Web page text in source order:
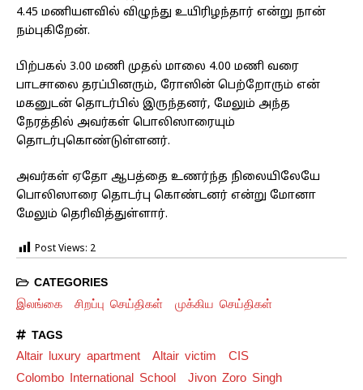
4.45 மணியளவில் விழுந்து உயிரிழந்தார் என்று நான்
நம்புகிறேன்.
பிற்பகல் 3.00 மணி முதல் மாலை 4.00 மணி வரை
பாடசாலை தரப்பினரும், ரோஸின் பெற்றோரும் என்
மகனுடன் தொடர்பில் இருந்தனர், மேலும் அந்த
நேரத்தில் அவர்கள் பொலிஸாரையும்
தொடர்புகொண்டுள்ளனர்.
அவர்கள் ஏதோ ஆபத்தை உணர்ந்த நிலையிலேயே
பொலிஸாரை தொடர்பு கொண்டனர் என்று மோனா
மேலும் தெரிவித்துள்ளார்.
Post Views: 2
CATEGORIES
இலங்கை சிறப்பு செய்திகள் முக்கிய செய்திகள்
TAGS
Altair luxury apartment Altair victim
CIS
Colombo International School
Jivon Zoro Singh